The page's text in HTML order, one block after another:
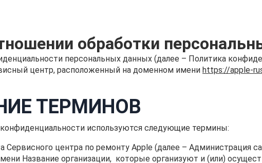
обработки
персональных данных (далее – Политика
центр, расположенный на доменном имени https://apple-
ТЕРМИНОВ
используются следующие термины:
Сервисного центра по ремонту Apple (далее – Администрация
Название организации, которые организуют и (или)